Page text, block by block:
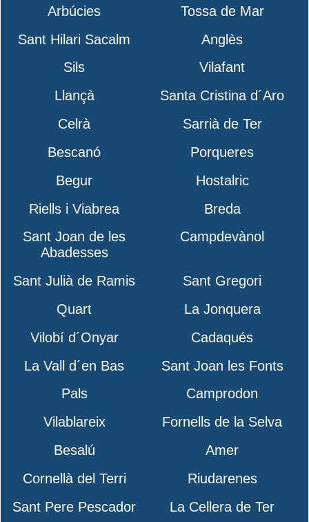
Arbúcies
Tossa de Mar
Sant Hilari Sacalm
Anglès
Sils
Vilafant
Llançà
Santa Cristina d´Aro
Celrà
Sarrià de Ter
Bescanó
Porqueres
Begur
Hostalric
Riells i Viabrea
Breda
Sant Joan de les
Abadesses
Campdevànol
Sant Julià de Ramis
Sant Gregori
Quart
La Jonquera
Vilobí d´Onyar
Cadaqués
La Vall d´en Bas
Sant Joan les Fonts
Pals
Camprodon
Vilablareix
Fornells de la Selva
Besalú
Amer
Cornellà del Terri
Riudarenes
Sant Pere Pescador
La Cellera de Ter